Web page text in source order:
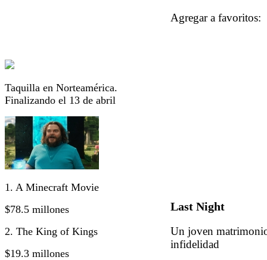
Taquilla en Norteamérica.
Finalizando el 13 de abril
1. A Minecraft Movie
$78.5 millones
2. The King of Kings
$19.3 millones
Agregar a
Last Night
Un joven
infidelidad